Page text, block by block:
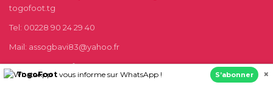
togofoot.tg
Tel: 00228 90 24 29 40
Mail: assogbavi83@yahoo.fr
contacts@togofoot.tg
TogoFoot vous informe sur WhatsApp ! S’abonner ×